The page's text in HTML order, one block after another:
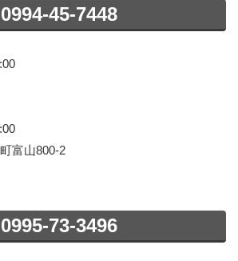
0994-45-7448
富山800-2
0995-73-3496